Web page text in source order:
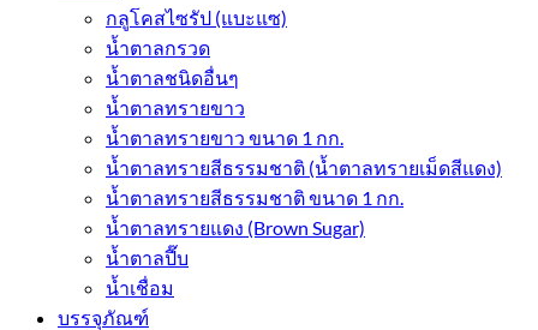
กลูโคสไซรัป (แบะแซ)
น้ำตาลกรวด
น้ำตาลชนิดอื่นๆ
น้ำตาลทรายขาว
น้ำตาลทรายขาว ขนาด 1 กก.
น้ำตาลทรายสีธรรมชาติ (น้ำตาลทรายเม็ดสีแดง)
น้ำตาลทรายสีธรรมชาติ ขนาด 1 กก.
น้ำตาลทรายแดง (Brown Sugar)
น้ำตาลปี๊บ
น้ำเชื่อม
บรรจุภัณฑ์